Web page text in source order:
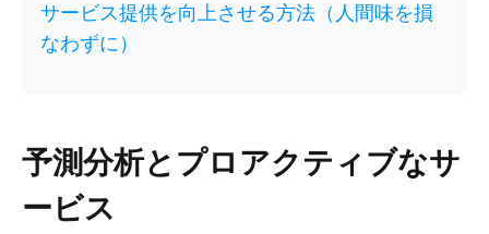
サービス提供を向上させる方法（人間味を損
なわずに）
予測分析とプロアクティブなサ
ービス